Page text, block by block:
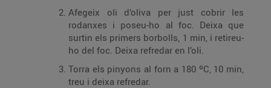
Afegeix oli d’oliva per just cobrir les
rodanxes i poseu-ho al foc. Deixa que
surtin els primers borbolls, 1 min, i retireu-
ho del foc. Deixa refredar en l’oli.
Torra els pinyons al forn a 180 ºC, 10 min,
treu i deixa refredar.